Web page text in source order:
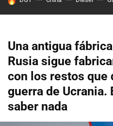
Una antigua
Rusia sigue
con los restos que
guerra de Ucrania.
saber nada